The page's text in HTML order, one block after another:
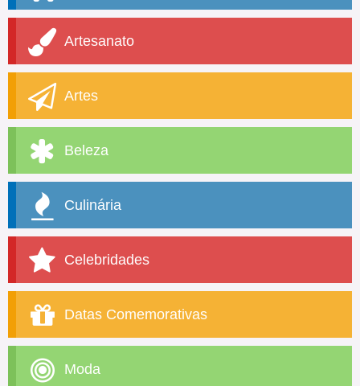
Artesanato
Artes
Beleza
Culinária
Celebridades
Datas Comemorativas
Moda